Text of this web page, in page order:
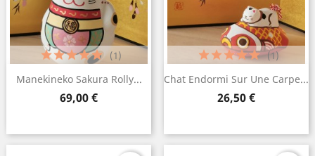
Manekineko Sakura Rolly...
Prix
69,00 €
(1)
Chat Endormi Sur Une Carpe...
Prix
26,50 €
(1)